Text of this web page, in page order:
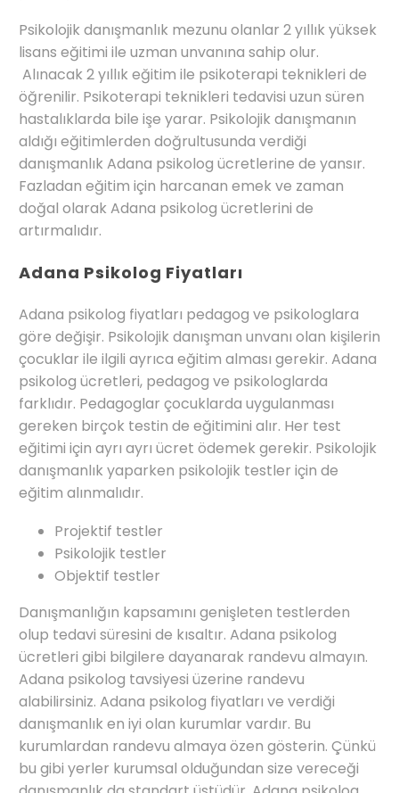
Psikolojik danışmanlık mezunu olanlar 2 yıllık yüksek
lisans eğitimi ile uzman unvanına sahip olur.
Alınacak 2 yıllık eğitim ile psikoterapi teknikleri de
öğrenilir. Psikoterapi teknikleri tedavisi uzun süren
hastalıklarda bile işe yarar. Psikolojik danışmanın
aldığı eğitimlerden doğrultusunda verdiği
danışmanlık Adana psikolog ücretlerine de yansır.
Fazladan eğitim için harcanan emek ve zaman
doğal olarak Adana psikolog ücretlerini de
artırmalıdır.
Adana Psikolog Fiyatları
Adana psikolog fiyatları pedagog ve psikologlara
göre değişir. Psikolojik danışman unvanı olan kişilerin
çocuklar ile ilgili ayrıca eğitim alması gerekir. Adana
psikolog ücretleri, pedagog ve psikologlarda
farklıdır. Pedagoglar çocuklarda uygulanması
gereken birçok testin de eğitimini alır. Her test
eğitimi için ayrı ayrı ücret ödemek gerekir. Psikolojik
danışmanlık yaparken psikolojik testler için de
eğitim alınmalıdır.
Projektif testler
Psikolojik testler
Objektif testler
Danışmanlığın kapsamını genişleten testlerden
olup tedavi süresini de kısaltır. Adana psikolog
ücretleri gibi bilgilere dayanarak randevu almayın.
Adana psikolog tavsiyesi üzerine randevu
alabilirsiniz. Adana psikolog fiyatları ve verdiği
danışmanlık en iyi olan kurumlar vardır. Bu
kurumlardan randevu almaya özen gösterin. Çünkü
bu gibi yerler kurumsal olduğundan size vereceği